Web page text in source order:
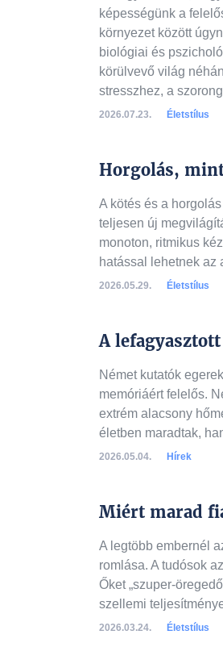
képességünk a
környezet között
biológiai és
körülvevő világ
stresszhez, a
2026.07.23. Életstílus
Horgolás,
A kötés és a
teljesen új
monoton, ritmikus
hatással lehetnek az
2026.05.29. Életstílus
A
Német kutatók
memóriáért felelős.
extrém alacsony
életben maradtak,
2026.05.04. Hírek
Miért marad
A legtöbb embernél
romlása. A tudósok
Őket „szuper-
szellemi
2026.03.24. Életstílus